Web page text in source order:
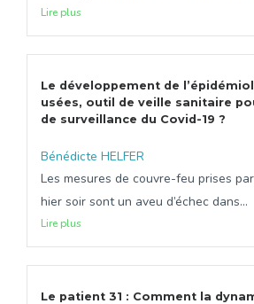
Lire plus
Le développement de
usées, outil de veille sanitaire
de surveillance du Covid-19 ?
Bénédicte HELFER
Les mesures de couvre-feu prises
hier soir sont un aveu d’échec dans...
Lire plus
Le patient 31 : Comment la